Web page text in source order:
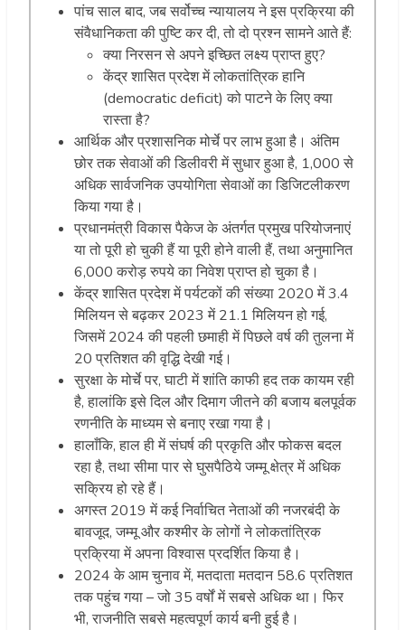
पांच साल बाद, जब सर्वोच्च न्यायालय ने इस प्रक्रिया की
संवैधानिकता की पुष्टि कर दी, तो दो प्रश्न सामने आते हैं:
क्या निरसन से अपने इच्छित लक्ष्य प्राप्त हुए?
केंद्र शासित प्रदेश में लोकतांत्रिक हानि
(democratic deficit) को पाटने के लिए क्या
रास्ता है?
आर्थिक और प्रशासनिक मोर्चे पर लाभ हुआ है। अंतिम
छोर तक सेवाओं की डिलीवरी में सुधार हुआ है, 1,000 से
अधिक सार्वजनिक उपयोगिता सेवाओं का डिजिटलीकरण
किया गया है।
प्रधानमंत्री विकास पैकेज के अंतर्गत प्रमुख परियोजनाएं
या तो पूरी हो चुकी हैं या पूरी होने वाली हैं, तथा अनुमानित
6,000 करोड़ रुपये का निवेश प्राप्त हो चुका है।
केंद्र शासित प्रदेश में पर्यटकों की संख्या 2020 में 3.4
मिलियन से बढ़कर 2023 में 21.1 मिलियन हो गई,
जिसमें 2024 की पहली छमाही में पिछले वर्ष की तुलना में
20 प्रतिशत की वृद्धि देखी गई।
सुरक्षा के मोर्चे पर, घाटी में शांति काफी हद तक कायम रही
है, हालांकि इसे दिल और दिमाग जीतने की बजाय बलपूर्वक
रणनीति के माध्यम से बनाए रखा गया है।
हालाँकि, हाल ही में संघर्ष की प्रकृति और फोकस बदल
रहा है, तथा सीमा पार से घुसपैठिये जम्मू क्षेत्र में अधिक
सक्रिय हो रहे हैं।
अगस्त 2019 में कई निर्वाचित नेताओं की नजरबंदी के
बावजूद, जम्मू और कश्मीर के लोगों ने लोकतांत्रिक
प्रक्रिया में अपना विश्वास प्रदर्शित किया है।
2024 के आम चुनाव में, मतदाता मतदान 58.6 प्रतिशत
तक पहुंच गया – जो 35 वर्षों में सबसे अधिक था। फिर
भी, राजनीति सबसे महत्वपूर्ण कार्य बनी हुई है।